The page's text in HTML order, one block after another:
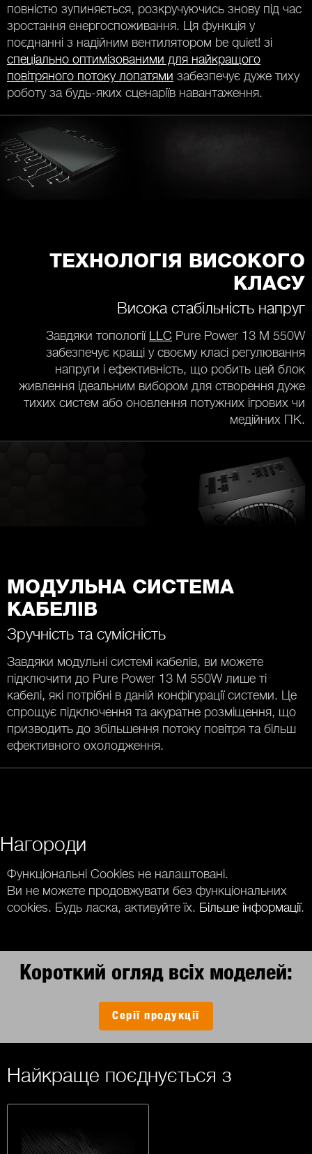
повністю зупиняється, розкручуючись знову під час
зростання енергоспоживання. Ця функція у
поєднанні з надійним вентилятором be quiet! зі
спеціально оптимізованими для найкращого
повітряного потоку лопатями забезпечує дуже тиху
роботу за будь-яких сценаріїв навантаження.
ТЕХНОЛОГІЯ ВИСОКОГО
КЛАСУ
Висока стабільність напруг
Завдяки топології LLC Pure Power 13 M 550W
забезпечує кращі у своєму класі регулювання
напруги і ефективність, що робить цей блок
живлення ідеальним вибором для створення дуже
тихих систем або оновлення потужних ігрових чи
медійних ПК.
МОДУЛЬНА СИСТЕМА
КАБЕЛІВ
Зручність та сумісність
Завдяки модульні системі кабелів, ви можете
підключити до Pure Power 13 М 550W лише ті
кабелі, які потрібні в даній конфігурації системи. Це
спрощує підключення та акуратне розміщення, що
призводить до збільшення потоку повітря та більш
ефективного охолодження.
Нагороди
Функціональні Cookies не налаштовані.
Ви не можете продовжувати без функціональних
cookies. Будь ласка, активуйте їх. Більше інформації.
Короткий огляд всіх моделей:
Серії продукції
Найкраще поєднується з